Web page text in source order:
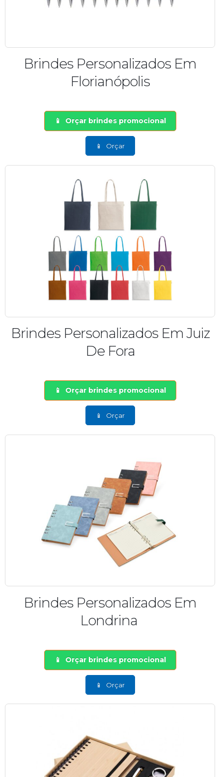
Brindes Personalizados Em
Florianópolis
Orçar brindes promocional
Orçar
Brindes Personalizados Em Juiz
De Fora
Orçar brindes promocional
Orçar
Brindes Personalizados Em
Londrina
Orçar brindes promocional
Orçar